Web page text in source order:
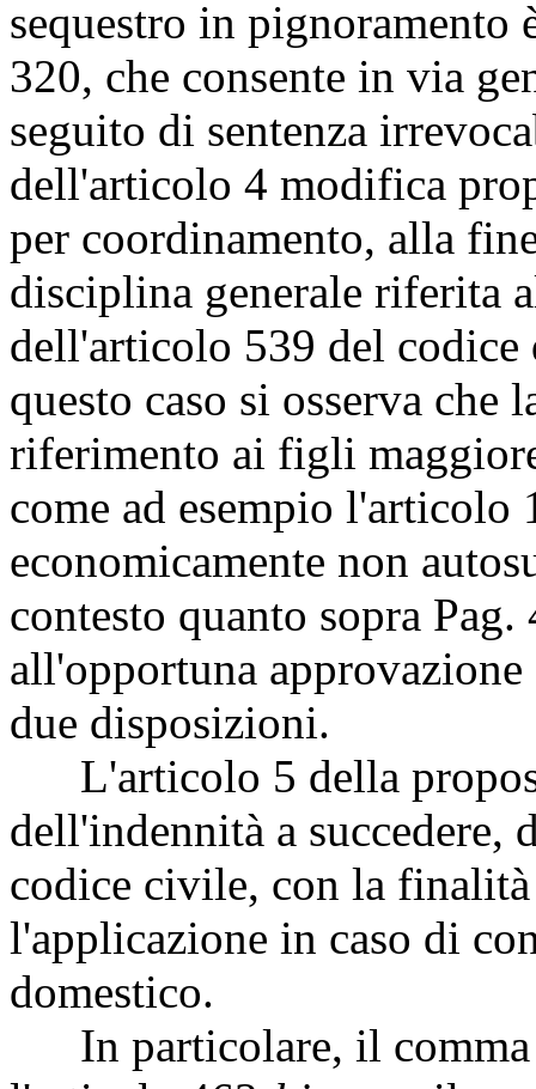
sequestro in pignoramento
320, che consente in via
seguito di sentenza
dell'articolo 4 modifica
per coordinamento, alla
disciplina generale riferita
dell'articolo 539 del codice
questo caso si osserva che
riferimento ai figli
come ad esempio
economicamente non
contesto quanto sopra Pag.
all'opportuna
due disposizioni.
L'articolo 5 della
dell'indennità a
codice civile, con la
l'applicazione in caso di
domestico.
In particolare, il comma